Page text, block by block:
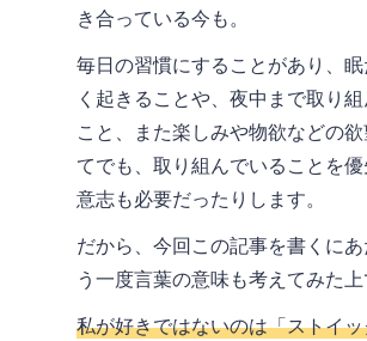
き合っている今も。
毎日の習慣にすることがあり、
く起きることや、夜中まで取り
こと、また楽しみや物欲などの
てでも、取り組んでいることを
意志も必要だったりします。
だから、今回この記事を書くに
う一度言葉の意味も考えてみた上
私が好きではないのは「ストイ